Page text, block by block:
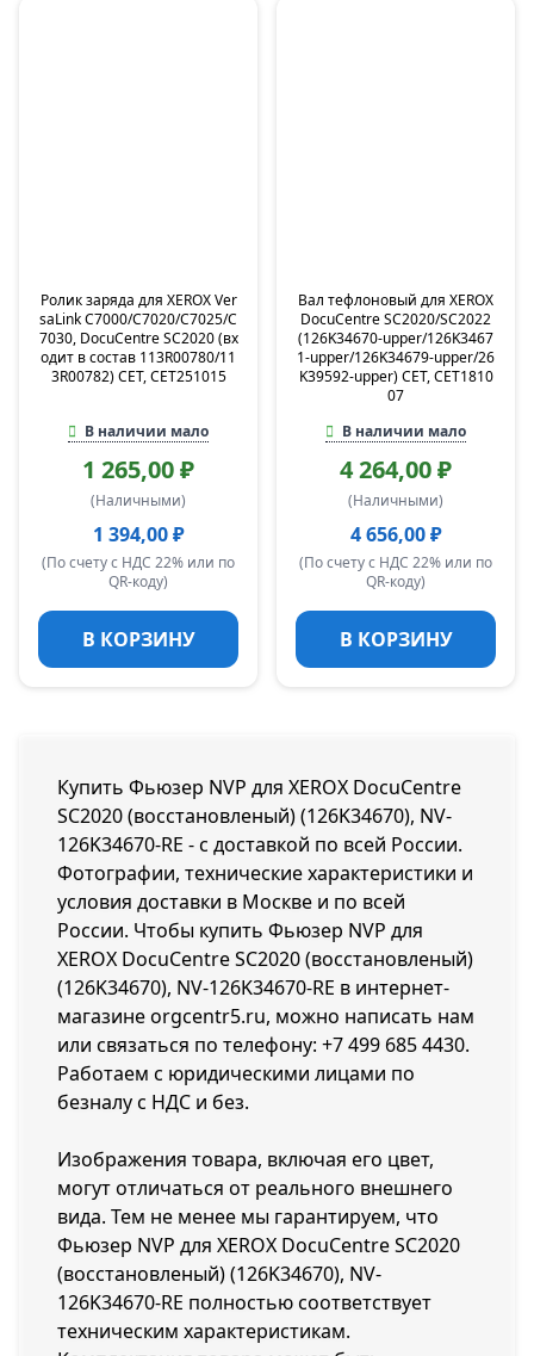
Ролик заряда для XEROX Ver
saLink C7000/C7020/C7025/C
7030, DocuCentre SC2020 (вх
одит в состав 113R00780/11
3R00782) CET, CET251015
В наличии мало
1 265,00 ₽
(Наличными)
1 394,00 ₽
(По счету с НДС 22% или по
QR-коду)
В КОРЗИНУ
Вал тефлоновый для XEROX
DocuCentre SC2020/SC2022
(126K34670-upper/126K3467
1-upper/126K34679-upper/26
K39592-upper) CET, CET1810
07
В наличии мало
4 264,00 ₽
(Наличными)
4 656,00 ₽
(По счету с НДС 22% или по
QR-коду)
В КОРЗИНУ
Купить Фьюзер NVP для XEROX DocuCentre
SC2020 (восстановленый) (126K34670), NV-
126K34670-RE - с доставкой по всей России.
Фотографии, технические характеристики и
условия доставки в Москве и по всей
России. Чтобы купить Фьюзер NVP для
XEROX DocuCentre SC2020 (восстановленый)
(126K34670), NV-126K34670-RE в интернет-
магазине orgcentr5.ru, можно написать нам
или связаться по телефону: +7 499 685 4430.
Работаем с юридическими лицами по
безналу с НДС и без.
Изображения товара, включая его цвет,
могут отличаться от реального внешнего
вида. Тем не менее мы гарантируем, что
Фьюзер NVP для XEROX DocuCentre SC2020
(восстановленый) (126K34670), NV-
126K34670-RE полностью соответствует
техническим характеристикам.